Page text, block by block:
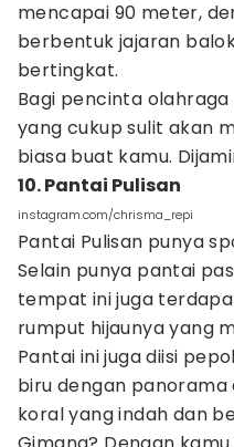
mencapai 90 meter,
berbentuk jajaran
bertingkat.
Bagi pencinta
yang cukup sulit akan
biasa buat kamu.
10. Pantai Pulisan
instagram.com/chrisma_repi
Pantai Pulisan punya
Selain punya pantai
tempat ini juga
rumput hijaunya yang
Pantai ini juga diisi
biru dengan
koral yang indah dan